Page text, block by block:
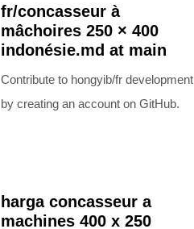
fr/concasseur à
mâchoires 250 × 400
indonésie.md at main
Contribute to hongyib/fr development
by creating an account on GitHub.
harga concasseur a
machines 400 x 250